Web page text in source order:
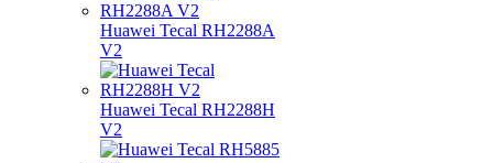
Huawei Tecal RH2288A
V2
Huawei Tecal RH2288H
V2